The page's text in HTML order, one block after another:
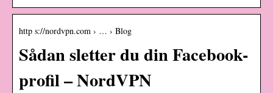
http s://nordvpn.com › … › Blog
Sådan sletter du din Facebook-
profil – NordVPN